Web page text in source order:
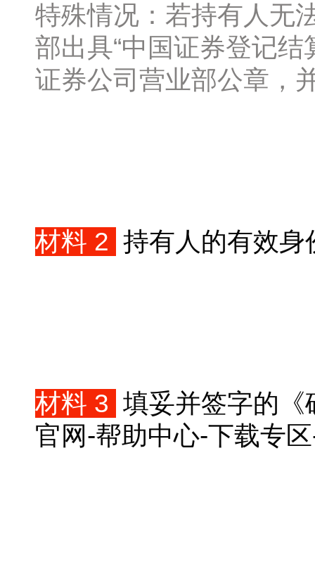
特殊情况：若持有人无
部出具“中国证券登记结
证券公司营业部公章，
材料 2 持有人的有效身
材料 3 填妥并签字的《
官网-帮助中心-下载专